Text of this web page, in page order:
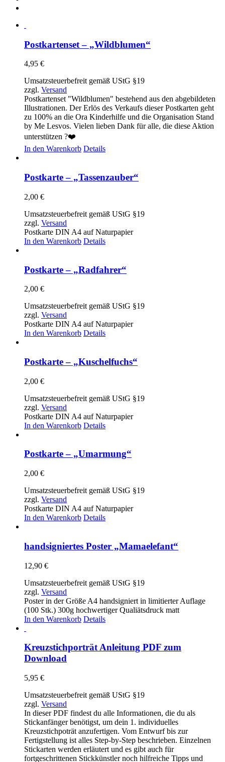
Postkartenset – „Wildblumen“
4,95 €
Umsatzsteuerbefreit gemäß UStG §19
zzgl. Versand
Postkartenset "Wildblumen" bestehend aus den abgebildeten
Illustrationen. Der Erlös des Verkaufs dieser Postkarten geht
zu 100% an die Ora Kinderhilfe und die Organisation Stand
by Me Lesvos. Vielen lieben Dank für alle, die diese Aktion
unterstützen ?❤️
In den Warenkorb Details
Postkarte – „Tassenzauber“
2,00 €
Umsatzsteuerbefreit gemäß UStG §19
zzgl. Versand
Postkarte DIN A4 auf Naturpapier
In den Warenkorb Details
Postkarte – „Radfahrer“
2,00 €
Umsatzsteuerbefreit gemäß UStG §19
zzgl. Versand
Postkarte DIN A4 auf Naturpapier
In den Warenkorb Details
Postkarte – „Kuschelfuchs“
2,00 €
Umsatzsteuerbefreit gemäß UStG §19
zzgl. Versand
Postkarte DIN A4 auf Naturpapier
In den Warenkorb Details
Postkarte – „Umarmung“
2,00 €
Umsatzsteuerbefreit gemäß UStG §19
zzgl. Versand
Postkarte DIN A4 auf Naturpapier
In den Warenkorb Details
handsigniertes Poster „Mamaelefant“
12,90 €
Umsatzsteuerbefreit gemäß UStG §19
zzgl. Versand
Poster in der Größe A4 handsigniert in limitierter Auflage
(100 Stk.) 300g hochwertiger Qualiätsdruck matt
In den Warenkorb Details
Kreuzstichporträt Anleitung PDF zum
Download
5,95 €
Umsatzsteuerbefreit gemäß UStG §19
zzgl. Versand
In dieser PDF findest du alle Informationen, die du als
Stickanfänger benötigst, um dein 1. individuelles
Kreuzstichpoträt anzufertigen. Vom Entwurf bis zur
Fertigstellung ist alles Step-by-Step beschrieben. Einzelnen
Stickarten werden erläutert und es gibt auch für
fortgeschrittenen Stickkünstler noch hilfreiche Tipps und